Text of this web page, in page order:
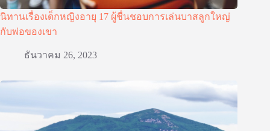
นิทานเรื่องเด็กหญิงอายุ 17 ผู้ชื่นชอบการเล่นบาสลูกใหญ่
กับพ่อของเขา
ธันวาคม 26, 2023